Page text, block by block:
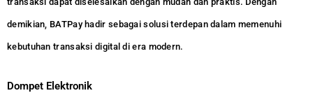
demikian, BATPay hadir sebagai solusi terdepan dalam memenuhi
kebutuhan transaksi digital di era modern.
Dompet Elektronik